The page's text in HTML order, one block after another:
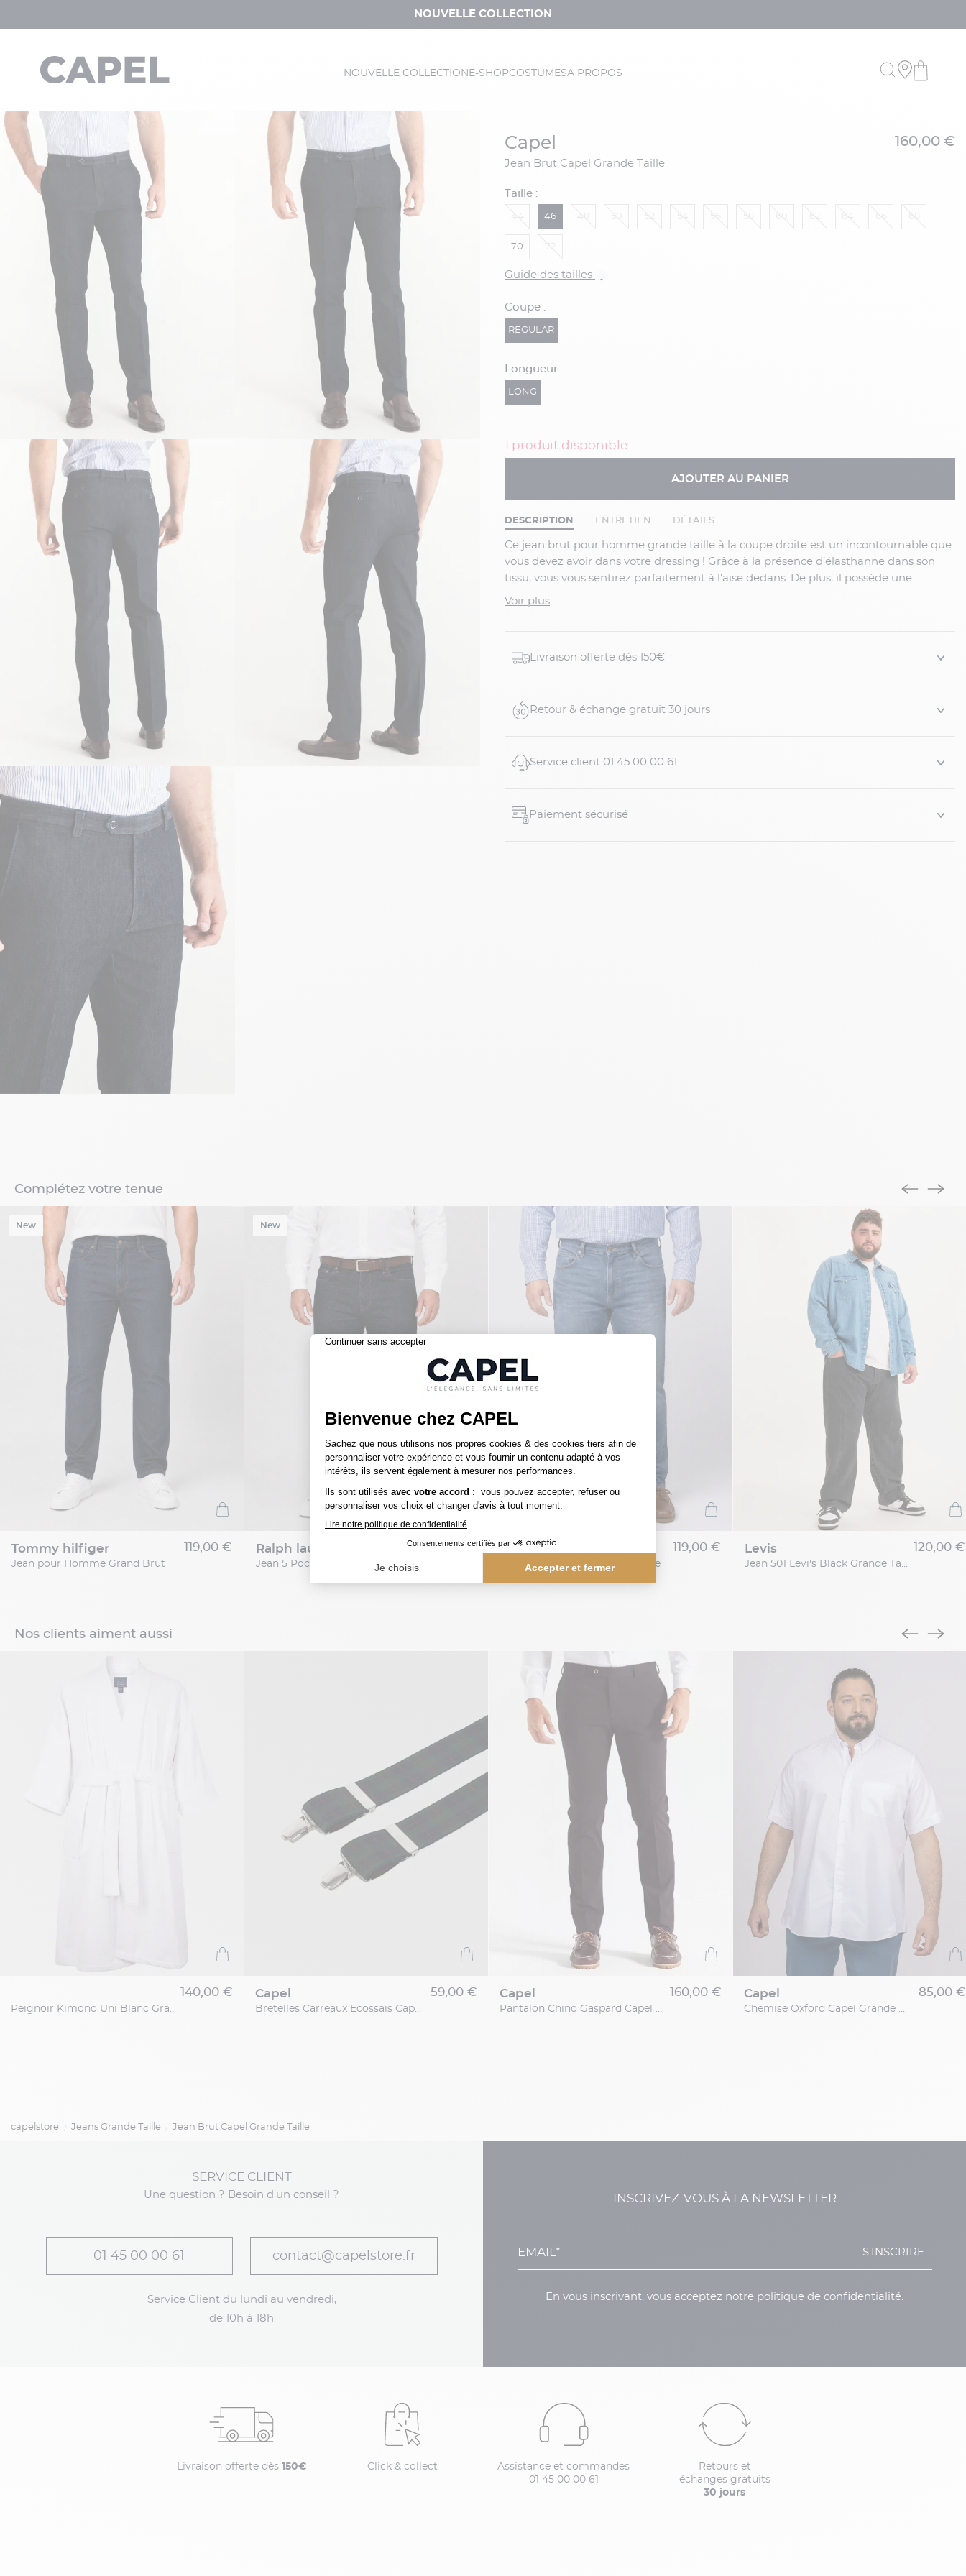
NOUVELLE COLLECTION
NOUVELLE COLLECTION E-SHOPCOSTUMESA PROPOS
capel
Jean Brut Capel Grande Taille
160,00 €
Taille :
46
70
Guide des tailles i
Coupe :
REGULAR
Longueur :
LONG
1 produit disponible
AJOUTER AU PANIER
DESCRIPTION ENTRETIEN DÉTAILS
Ce jean brut pour homme grande taille à la coupe droite est un incontournable que
vous devez avoir dans votre dressing ! Grâce à la présence d’élasthanne dans son
tissu, vous vous sentirez parfaitement à l’aise dedans. De plus, il possède une
ceinture élastiquée pour un confort optimal. Il se porte facilement et se marie avec
Voir plus
Livraison offerte dés 150€
Retour & échange gratuit 30 jours
Service client 01 45 00 00 61
Paiement sécurisé
Complétez votre tenue
New
tommy hilfiger
Jean pour Homme Grand Brut
119,00 €
New
ralph lauren
Jean 5 Poches Grande Taille Brut
179,00 € tommy hilfiger
Jean pour Homme Grand Stone
119,00 € levis
Jean 501 Levi's Black Grande Taille
120,00 €
Nos clients aiment aussi
Peignoir Kimono Uni Blanc Grande Taille
140,00 € capel
Bretelles Carreaux Ecossais Capel Grande Taille
59,00 € capel
Pantalon Chino Gaspard Capel Grande Taille
160,00 € capel
Chemise Oxford Capel Grande Taille
85,00 €
capelstore Jeans Grande Taille Jean Brut Capel Grande Taille
SERVICE CLIENT
Une question ? Besoin d'un conseil ?
01 45 00 00 61 contact@capelstore.fr
Service Client du lundi au vendredi,
de 10h à 18h
INSCRIVEZ-VOUS À LA NEWSLETTER
S'INSCRIRE
En vous inscrivant, vous acceptez notre politique de confidentialité.
Livraison offerte dès 150€ Click & collect
Assistance et commandes
01 45 00 00 61
Retours et
échanges gratuits
30 jours